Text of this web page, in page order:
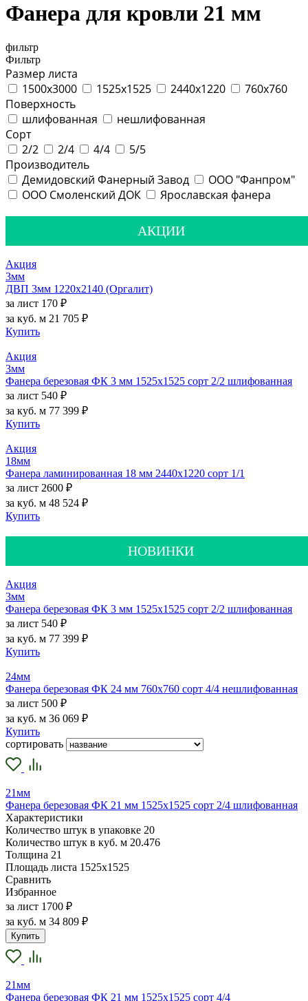
Фанера для кровли 21 мм
фильтр
Фильтр
Размер листа
1500х3000
1525х1525 2440х1220
760х760
Поверхность
шлифованная
нешлифованная
Сорт
2/2
2/4 4/4
5/5
Производитель
Демидовский Фанерный Завод
ООО "Фанпром"
ООО Смоленский ДОК
Ярославская фанера
АКЦИИ
Акция
3мм
ДВП 3мм 1220х2140 (Оргалит)
за лист 170 ₽
за куб. м 21 705 ₽
Купить
Акция
3мм
Фанера березовая ФК 3 мм 1525х1525 сорт 2/2 шлифованная
за лист 540 ₽
за куб. м 77 399 ₽
Купить
Акция
18мм
Фанера ламинированная 18 мм 2440х1220 сорт 1/1
за лист 2600 ₽
за куб. м 48 524 ₽
Купить
НОВИНКИ
Акция
3мм
Фанера березовая ФК 3 мм 1525х1525 сорт 2/2 шлифованная
за лист 540 ₽
за куб. м 77 399 ₽
Купить
24мм
Фанера березовая ФК 24 мм 760х760 сорт 4/4 нешлифованная
за лист 500 ₽
за куб. м 36 069 ₽
Купить
сортировать
21мм
Фанера березовая ФК 21 мм 1525х1525 сорт 2/4 шлифованная
Характеристики
Количество штук в упаковке 20
Количество штук в куб. м 20.476
Толщина 21
Площадь листа 1525х1525
Сравнить
Избранное
за лист 1700 ₽
за куб. м 34 809 ₽
Купить
21мм
Фанера березовая ФК 21 мм 1525х1525 сорт 4/4